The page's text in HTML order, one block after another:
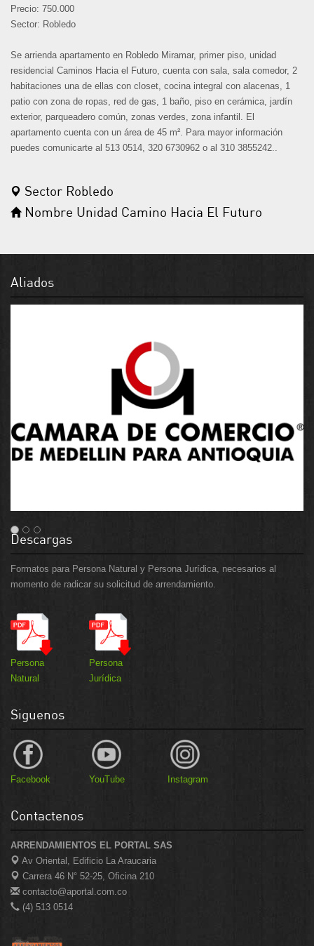
Precio: 750.000
Sector: Robledo
Se arrienda apartamento en Robledo Miramar, primer piso, unidad
residencial Caminos Hacia el Futuro, cuenta con sala, sala comedor, 2
habitaciones una de ellas con closet, cocina integral con alacenas, 1
patio con zona de ropas, red de gas, 1 baño, piso en cerámica, jardín
exterior, parqueadero común, zonas verdes, zona infantil. El
apartamento cuenta con un área de 45 m². Para mayor información
puedes comunicarte al 513 0514, 320 6730962 o al 310 3855242..
Sector Robledo
Nombre Unidad Camino Hacia El Futuro
Aliados
Descargas
Formatos para Persona Natural y Persona Jurídica, necesarios al
momento de radicar su solicitud de arrendamiento.
Persona
Natural
Persona
Jurídica
Siguenos
Facebook YouTube Instagram
Contactenos
ARRENDAMIENTOS EL PORTAL SAS
Av Oriental, Edificio La Araucaria
Carrera 46 N° 52-25, Oficina 210
contacto@aportal.com.co
(4) 513 0514